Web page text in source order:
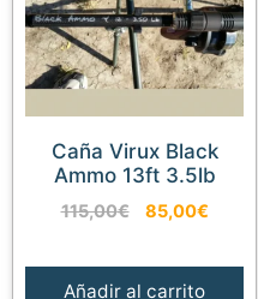
Caña Virux Black
Ammo 13ft 3.5lb
115,00€
El
era:
85,00€El
Añadir al carrito